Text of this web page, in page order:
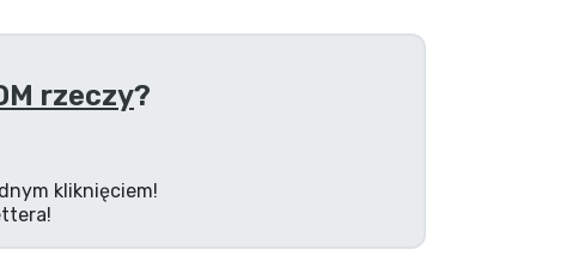
rzeczy?
kliknięciem!